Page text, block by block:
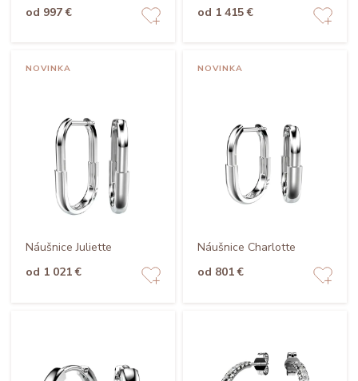
od 997 €
od 1 415 €
NOVINKA
Náušnice Juliette
od 1 021 €
NOVINKA
Náušnice Charlotte
od 801 €